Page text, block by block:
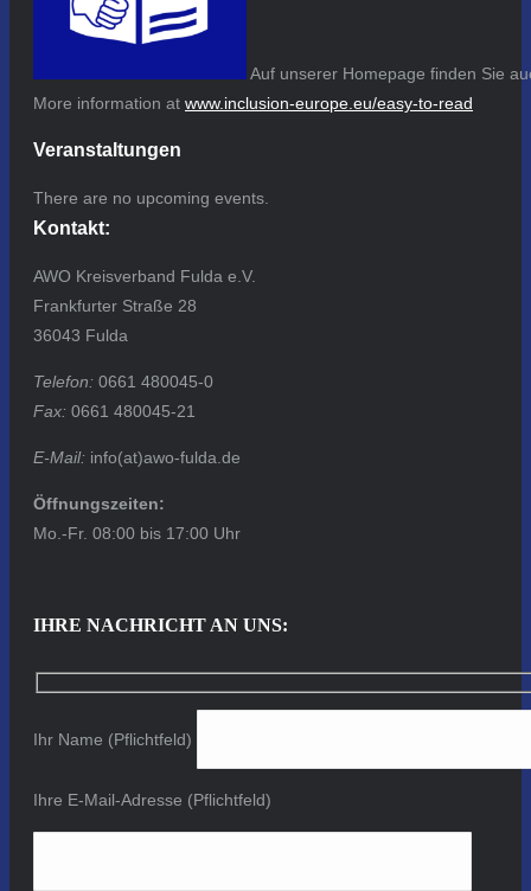
Auf unserer Homepage finden Sie
More information at www.inclusion-europe.eu/easy-to-read
Veranstaltungen
There are no upcoming events.
Kontakt:
AWO Kreisverband Fulda e.V.
Frankfurter Straße 28
36043 Fulda
Telefon: 0661 480045-0
Fax: 0661 480045-21
E-Mail: info(at)awo-fulda.de
Öffnungszeiten:
Mo.-Fr. 08:00 bis 17:00 Uhr
IHRE NACHRICHT AN UNS:
Ihr Name (Pflichtfeld)
Ihre E-Mail-Adresse (Pflichtfeld)